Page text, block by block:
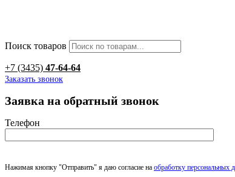
Поиск товаров
+7 (3435) 47-64-64
Заказать звонок
Заявка на обратный звонок
Телефон
Нажимая кнопку "Отправить" я даю согласие на обработку персональных